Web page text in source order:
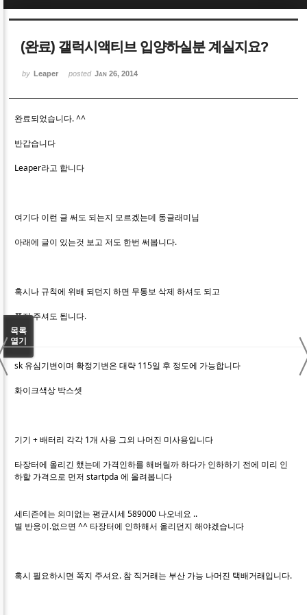
(완료) 갤럭시액티브 입양하실분 계실지요?
by Leaper posted Jan 26, 2014
완료되었습니다. ^^
반갑습니다
Leaper라고 합니다
여기다 이런 글 써도 되는지 모르겠는데 동글래미님
아래에 글이 있는것 보고 저도 한번 써봅니다.
혹시나 규칙에 위배 되던지 하면 무통보 삭제 하셔도 되고
쪽지 주셔도 됩니다.
sk 유심기변이며 확정기변은 대략 115일 후 정도에 가능합니다
화이크색상 박스셋
기기 + 배터리 각각 1개 사용 그외 나머진 미사용입니다
타장터에 올리긴 했는데 가격인하를 해버릴까 하다가 인하하기 전에 미리 인
하할 가격으로 먼저 startpda 에 올려봅니다
세티즌에는 의미없는 평균시세 589000 나오네요 ..
별 반응이.없으면 ^^ 타장터에 인하해서 올리던지 해야겠습니다
혹시 필요하시면 쪽지 주셔요. 참 직거래는 부산 가능 나머진 택배거래입니다.
목록
열기
Sketchbook5, 스케치북5
Sketchbook5, 스케치북5
Sketchbook5, 스케치북5
Sketchbook5, 스케치북5